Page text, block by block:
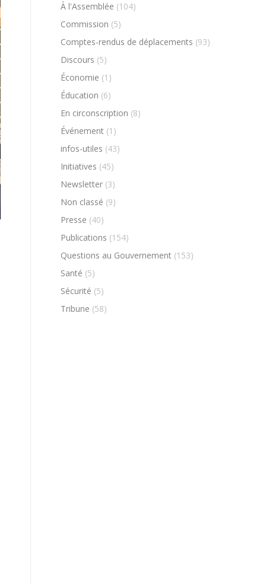
À l'Assemblée (104)
Commission (5)
Comptes-rendus de déplacements (93)
Discours (5)
Économie (1)
Éducation (6)
En circonscription (8)
Événement (1)
infos-utiles (43)
Initiatives (45)
Newsletter (3)
Non classé (9)
Presse (40)
Publications (154)
Questions au Gouvernement (153)
Santé (5)
Sécurité (5)
Tribune (58)